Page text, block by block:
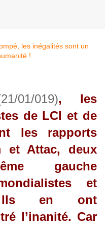
01/019), les
de LCI et de
les rapports
et Attac, deux
gauche
et
Ils en ont
l’inanité. Car